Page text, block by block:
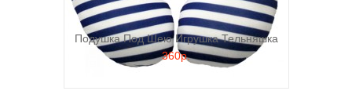
Подушка Под Шею Игрушка Тельняшка
360р.